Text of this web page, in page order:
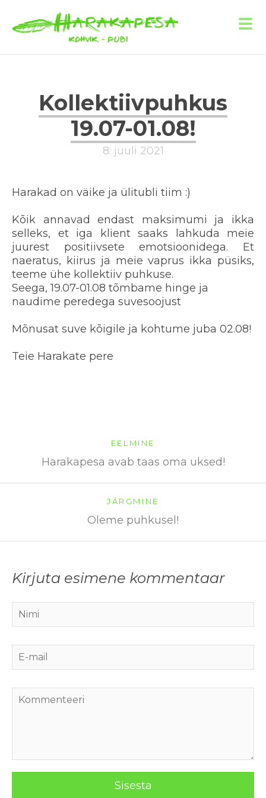
Kollektiivpuhkus
19.07-01.08!
8. juuli 2021
Harakad on väike ja ülitubli tiim :)
Kõik annavad endast maksimumi ja ikka
selleks, et iga klient saaks lahkuda meie
juurest positiivsete emotsioonidega. Et
naeratus, kiirus ja meie vaprus ikka püsiks,
teeme ühe kollektiiv puhkuse.
Seega, 19.07-01.08 tõmbame hinge ja
naudime peredega suvesoojust
Mõnusat suve kõigile ja kohtume juba 02.08!
Teie Harakate pere
EELMINE
Harakapesa avab taas oma uksed!
JÄRGMINE
Oleme puhkusel!
Kirjuta esimene kommentaar